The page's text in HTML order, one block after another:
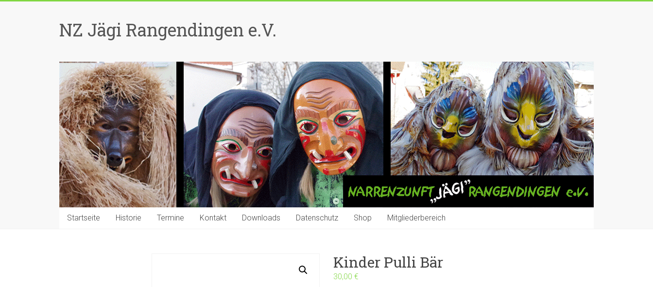
NZ Jägi Rangendingen e.V.
Startseite Historie Termine Kontakt Downloads Datenschutz Shop Mitgliederbereich
Kinder Pulli Bär
30,00€